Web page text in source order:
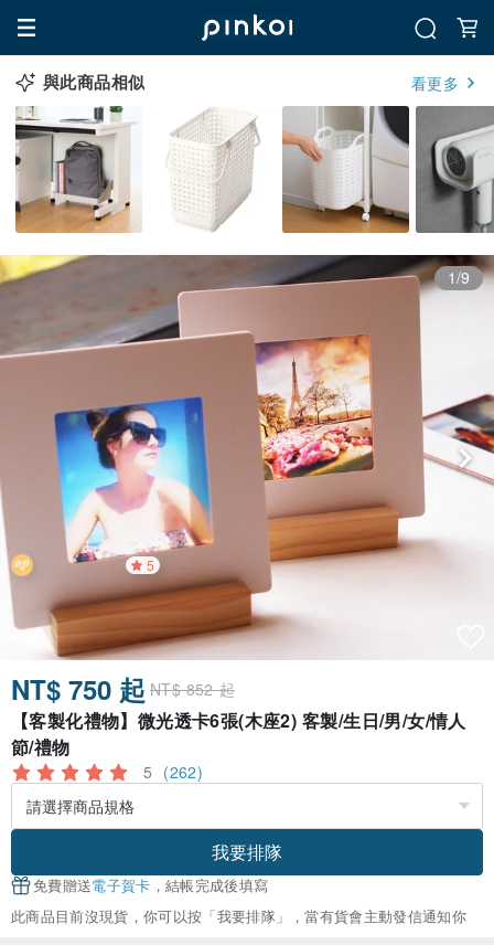
與此商品相似 看更多
1/9
5
NT$ 750 起 NT$ 852 起
【客製化禮物】微光透卡6張(木座2) 客製/生日/男/女/情人
節/禮物
5 (262)
我要排隊
免費贈送電子賀卡 ，結帳完成後填寫
此商品目前沒現貨，你可以按「我要排隊」，當有貨會主動發信通知你